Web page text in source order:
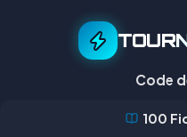
Code
100